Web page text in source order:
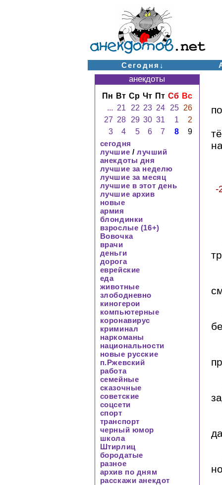
Сегодня↓
-
анекдоты
Пн Вт Ср Чт Пт Сб Вс
... 21 22 23 24 25
26
27 28 29 30 31 1
2
3
4 5 6 7 8
9
сегодня
лучшие / лучший
анекдоты дня
лучшие за неделю
лучшие за месяц
лучшие в этот день
лучшие архив
новые
армия
блондинки
взрослые (16+)
Вовочка
врачи
деньги
дорога
еврейские
еда
животные
злободневно
киногерои
компьютерные
коронавирус
криминал
наркоманы
национальности
новые русские
п.Ржевский
работа
семейные
сказочные
советские
соцсети
спорт
транспорт
черный юмор
школа
Штирлиц
бородатые
разное
архив по дням
расскажи анекдот